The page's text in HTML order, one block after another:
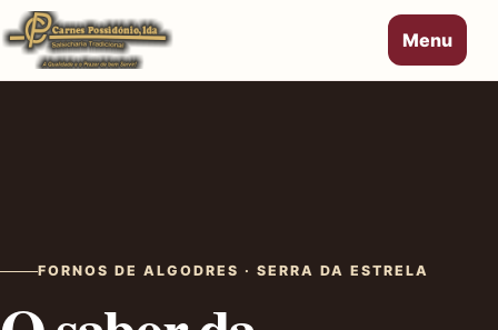
Menu
FORNOS DE ALGODRES · SERRA DA ESTRELA